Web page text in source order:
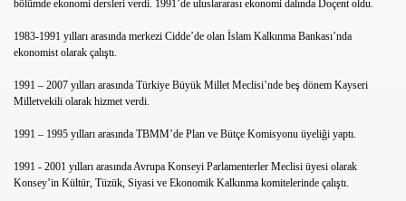
bölümde ekonomi dersleri verdi. 1991’de uluslararası ekonomi dalında Doçent oldu.
1983-1991 yılları arasında merkezi Cidde’de olan İslam Kalkınma Bankası’nda
ekonomist olarak çalıştı.
1991 – 2007 yılları arasında Türkiye Büyük Millet Meclisi’nde beş dönem Kayseri
Milletvekili olarak hizmet verdi.
1991 – 1995 yılları arasında TBMM’de Plan ve Bütçe Komisyonu üyeliği yaptı.
1991 - 2001 yılları arasında Avrupa Konseyi Parlamenterler Meclisi üyesi olarak
Konsey’in Kültür, Tüzük, Siyasi ve Ekonomik Kalkınma komitelerinde çalıştı.
Tarifleri Etiketler: kabartma tozu, kırmızı biber,
diyeti, lahana diyeti, rejim, zayıflama,kilo